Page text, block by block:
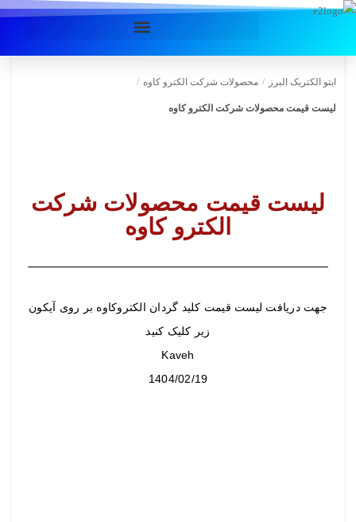
ایتو الکتریک البرز / محصولات شرکت الکترو کاوه /
لیست قیمت محصولات شرکت الکترو کاوه
لیست قیمت محصولات شرکت
الکترو کاوه
جهت دریافت لیست قیمت کلید گردان الکتروکاوه بر روی آیکون
زیر کلیک کنید
Kaveh
1404/02/19